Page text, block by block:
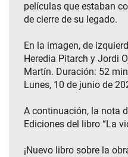
películas que estaban
de cierre de su legado.
En la imagen, de
Heredia Pitarch y Jordi
Martín. Duración: 52
Lunes, 10 de junio de
A continuación, la nota
Ediciones del libro “La
¡Nuevo libro sobre la